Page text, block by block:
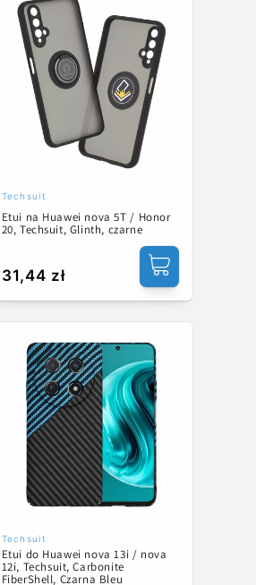
Dostawca:
Techsuit
Etui na Huawei nova 5T / Honor
20, Techsuit, Glinth, czarne
Cena
regularna
31,44 zł
Dostawca:
Techsuit
Etui do Huawei nova 13i / nova
12i, Techsuit, Carbonite
FiberShell, Czarna Bleu